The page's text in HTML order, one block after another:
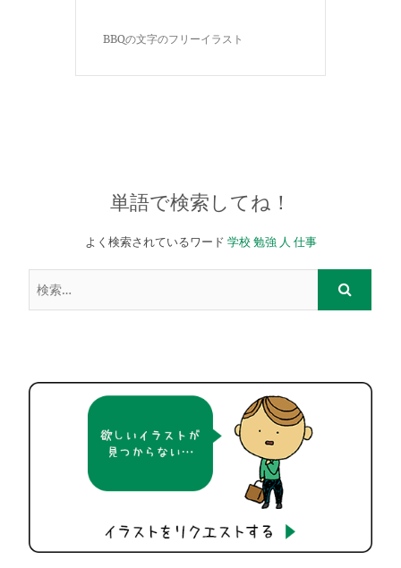
BBQの文字のフリーイラスト
単語で検索してね！
よく検索されているワード 学校 勉強 人 仕事